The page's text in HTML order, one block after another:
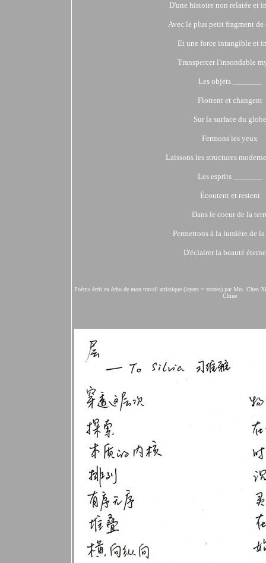
D'une histoire non relatée et
Avec le plus petit fragment de
Et une force intangible et
Transpercer l'insondable
Les objets _______
Flottent et changent
Sur la surface du globe
Fermons les yeux
Laissons les structures
Les esprits _______
Écoutent et restent
Dans le coeur de la
Permettons à la lumière de
D'éclairer la beauté
Poème écrit en écho de mon travail artistique (layers = strates) par Mrs. Chen
Chine